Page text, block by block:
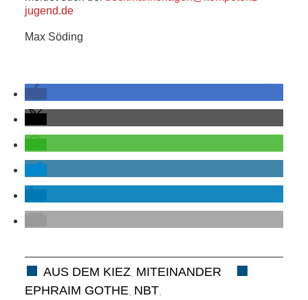
jugend.de
Max Söding
AUS DEM KIEZ, MITEINANDER
EPHRAIM GOTHE, NBT,